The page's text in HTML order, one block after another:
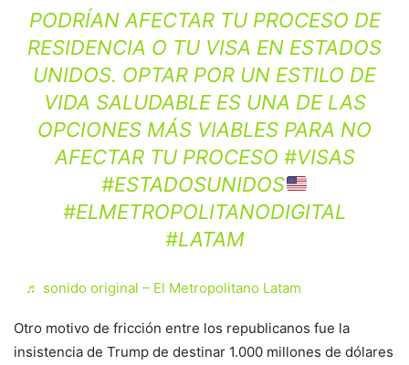
PODRÍAN AFECTAR TU PROCESO DE
RESIDENCIA O TU VISA EN ESTADOS
UNIDOS. OPTAR POR UN ESTILO DE
VIDA SALUDABLE ES UNA DE LAS
OPCIONES MÁS VIABLES PARA NO
AFECTAR TU PROCESO #VISAS
#ESTADOSUNIDOS
#ELMETROPOLITANODIGITAL
#LATAM
♬ sonido original – El Metropolitano Latam
Otro motivo de fricción entre los republicanos fue la
insistencia de Trump de destinar 1.000 millones de dólares